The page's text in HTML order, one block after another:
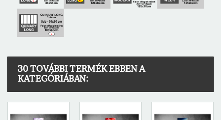
30 TOVÁBBI TERMÉK EBBEN A
KATEGÓRIÁBAN: